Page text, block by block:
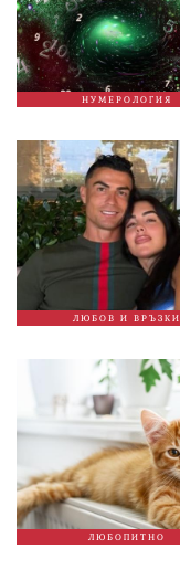
НУМЕРОЛОГИЯ
ЛЮБОВ И ВРЪЗКИ
ЛЮБОПИТНО